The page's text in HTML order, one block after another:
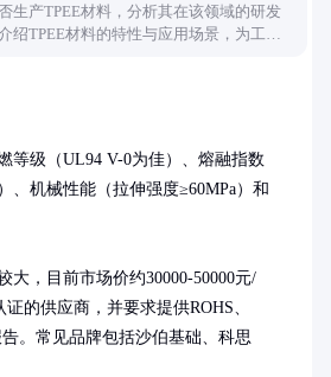
生产TPEE材料，分析其在该领域的研发
绍TPEE材料的特性与应用场景，为工业
等级（UL94 V-0为佳）、熔融指数
、机械性能（拉伸强度≥60MPa）和
大，目前市场价约30000-50000元/
的供应商，并要求提供ROHS、
。常见品牌包括沙伯基础、科思